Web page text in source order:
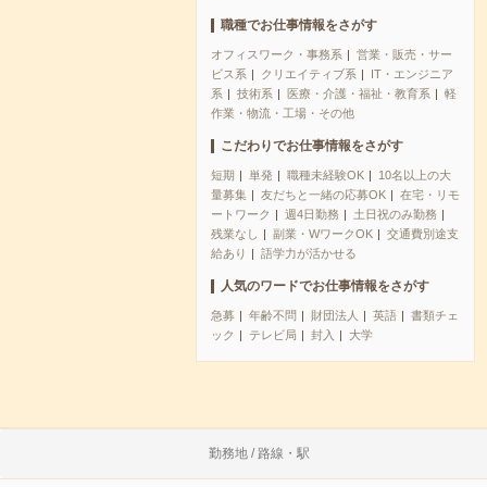
職種でお仕事情報をさがす
オフィスワーク・事務系
営業・販売・サー
ビス系
クリエイティブ系
IT・エンジニア
系
技術系 医療・介護・福祉・教育系
軽
作業・物流・工場・その他
こだわりでお仕事情報をさがす
短期 単発 職種未経験OK
10名以上の大
量募集
友だちと一緒の応募OK
在宅・リモ
ートワーク
週4日勤務
土日祝のみ勤務
残業なし
副業・WワークOK
交通費別途支
給あり
語学力が活かせる
人気のワードでお仕事情報をさがす
急募 年齢不問 財団法人 英語
書類チェ
ック
テレビ局 封入 大学
勤務地 / 路線・駅